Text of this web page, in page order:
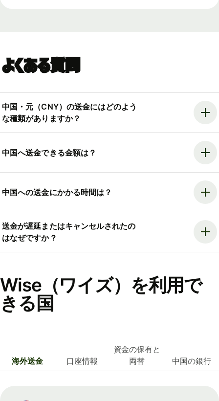
よくある質問
中国・元（CNY）の送金にはどのよう
な種類がありますか？
中国へ送金できる金額は？
中国への送金にかかる時間は？
送金が遅延またはキャンセルされたの
はなぜですか？
Wise（ワイズ）を利用で
きる国
海外送金 口座情報
資金の保有と
両替
中国の銀行